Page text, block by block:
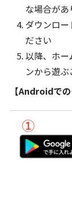
な場合があ
ダウンロー
ださい
以降、ホー
ンから遊
【Androidで